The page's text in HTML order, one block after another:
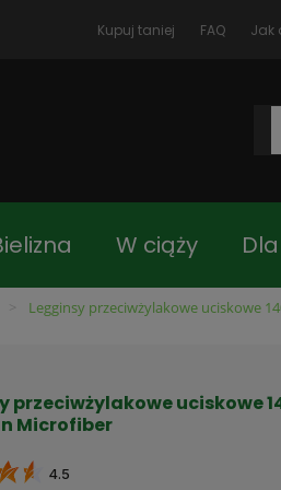
Kupuj taniej FAQ Jak
W ciąży
Legginsy przeciwżylakowe uciskowe
przeciwżylakowe uciskowe
Microfiber
4.5